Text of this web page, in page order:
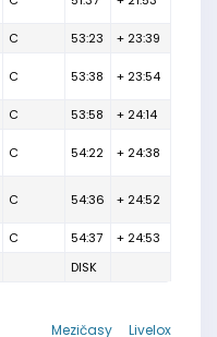
C 53:23 + 23:39
C 53:38 + 23:54
C 53:58 + 24:14
C 54:22 + 24:38
C 54:36 + 24:52
C 54:37
+ 24:53
DISK
Livelox
Mezičasy